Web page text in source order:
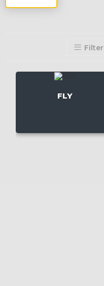
Filter
FLY